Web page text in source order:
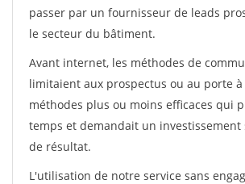
passer par un fournisseur de leads
le secteur du bâtiment.
Avant internet, les méthodes de
limitaient aux prospectus ou au porte à
méthodes plus ou moins efficaces qui
temps et demandait un investissement
de résultat.
L'utilisation de notre service sans